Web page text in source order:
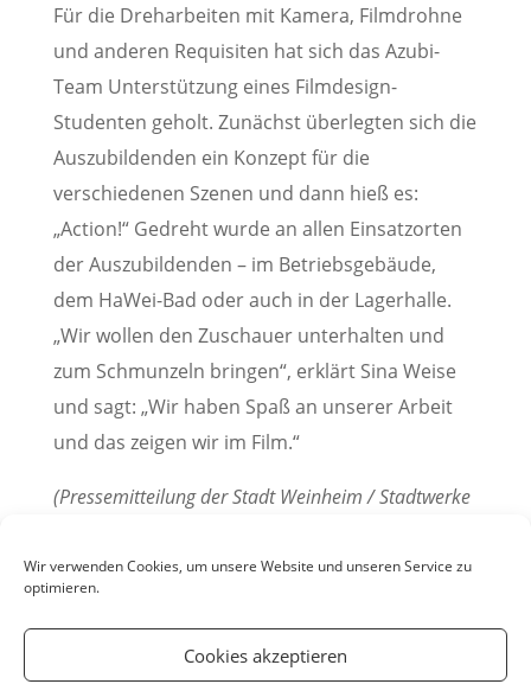
Wir verwenden Cookies, um unsere Website und unseren Service zu
optimieren.
Cookies akzeptieren
Für die Dreharbeiten mit Kamera, Filmdrohne
und anderen Requisiten hat sich das Azubi-
Team Unterstützung eines Filmdesign-
Studenten geholt. Zunächst überlegten sich die
Auszubildenden ein Konzept für die
verschiedenen Szenen und dann hieß es:
„Action!“ Gedreht wurde an allen Einsatzorten
der Auszubildenden – im Betriebsgebäude,
dem HaWei-Bad oder auch in der Lagerhalle.
„Wir wollen den Zuschauer unterhalten und
zum Schmunzeln bringen“, erklärt Sina Weise
und sagt: „Wir haben Spaß an unserer Arbeit
und das zeigen wir im Film.“
(Pressemitteilung der Stadt Weinheim / Stadtwerke
Weinheim)